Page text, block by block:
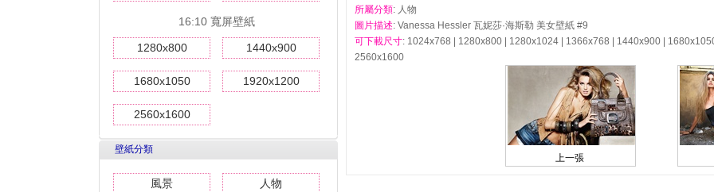
16:10 寬屏壁紙
1280x800 1440x900
1680x1050 1920x1200
2560x1600
壁紙分類
風景 人物
所屬分類: 人物
圖片描述: Vanessa Hessler 瓦妮莎·海斯勒 美女壁紙 #9
可下載尺寸: 1024x768 | 1280x800 | 1280x1024 | 1366x768 | 1440x900 |
2560x1600
上一張